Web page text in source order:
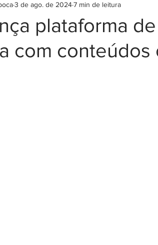
plataforma
com conteúdos
3 de ago. de 20247 min de leitura